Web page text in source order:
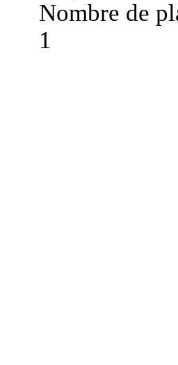
Nombre de
1